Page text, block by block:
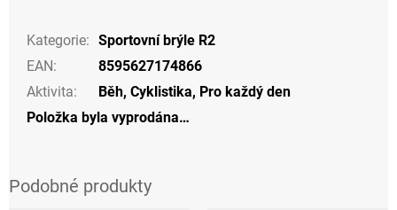
Kategorie: Sportovní brýle R2
EAN:
8595627174866
Aktivita: Běh, Cyklistika, Pro každý den
Položka byla vyprodána…